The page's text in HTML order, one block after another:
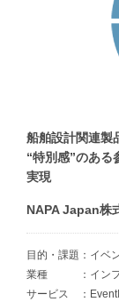
船舶設計関連製
“特別感”のあ
実現
NAPA Japan株
目的・課題
イベ
業種
イン
サービス